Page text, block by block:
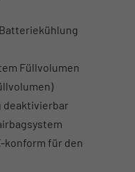
Füllvolumen
deaktivierbar
konform für den